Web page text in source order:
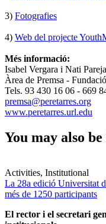
3) Fotografies
4) Web del projecte
Més informació:
Isabel Vergara i Nati Pareja
Àrea de Premsa -
Tels. 93 430 16 06 - 669
premsa@peretarres.org
www.peretarres.url.edu
You may also
Activities, Institutional
La 28a edició Universitat
més de 1250 participants
El rector i el secretari